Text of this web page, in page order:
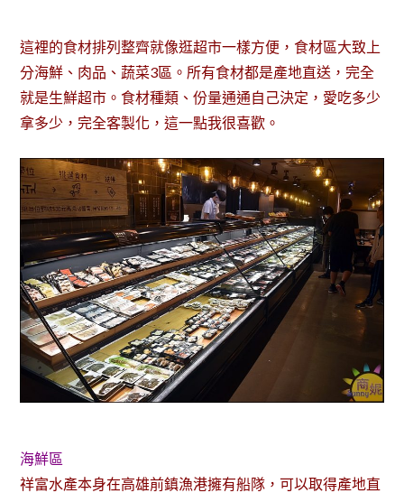
這裡的食材排列整齊就像逛超市一樣方便，食材區大致上
分海鮮、肉品、蔬菜3區。所有食材都是產地直送，完全
就是生鮮超市。食材種類、份量通通自己決定，愛吃多少
拿多少，完全客製化，這一點我很喜歡。
海鮮區
祥富水產本身在高雄前鎮漁港擁有船隊，可以取得產地直